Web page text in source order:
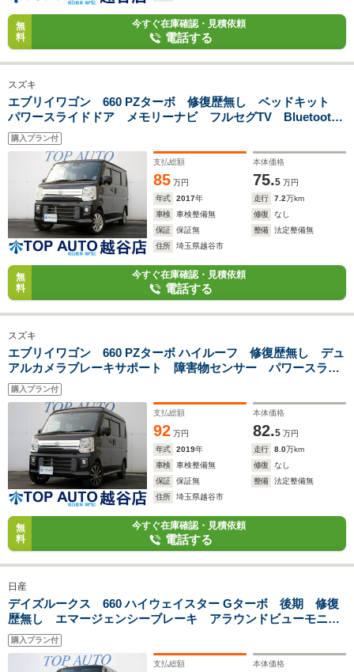
無
料
今すぐ在庫確認・見積依頼
電話する
スズキ
エブリイワゴン 660 PZターボ 修復歴無し ベッドキット
パワースライドドア メモリーナビ フルセグTV Bluetooth
対応 バックカメラ ETC DVD再生 前後ドラレコ HIDオ
ートライト フォグ プッシュスタート
購入プラン付
支払総額
85 万円
本体価格
75.5 万円
年式
2017年 走行 7.2万km
車検
車検整備無 修復
なし
保証
保証無 整備
法定整備無
住所
埼玉県越谷市
無
料
今すぐ在庫確認・見積依頼
電話する
スズキ
エブリイワゴン 660 PZターボ ハイルーフ 修復歴無し デュ
アルカメラブレーキサポート 障害物センサー パワースライ
ドドア ETC スマートキー 社外アルミホイール HIDオー
トライト オートマチックハイビーム フォグライト タイミ
ングチェーン
購入プラン付
支払総額
92 万円
本体価格
82.5 万円
年式
2019年 走行 8.0万km
車検
車検整備無 修復
なし
保証
保証無 整備
法定整備無
住所
埼玉県越谷市
無
料
今すぐ在庫確認・見積依頼
電話する
日産
デイズルークス 660 ハイウェイスター Gターボ 後期 修復
歴無し エマージェンシーブレーキ アラウンドビューモニタ
ー 両側パワースライドドア ワイドナビ フルセグTV ブル
ートゥース接続 ETC 後席サーキュレーター ロールカーテ
ンシェード
購入プラン付
支払総額 本体価格